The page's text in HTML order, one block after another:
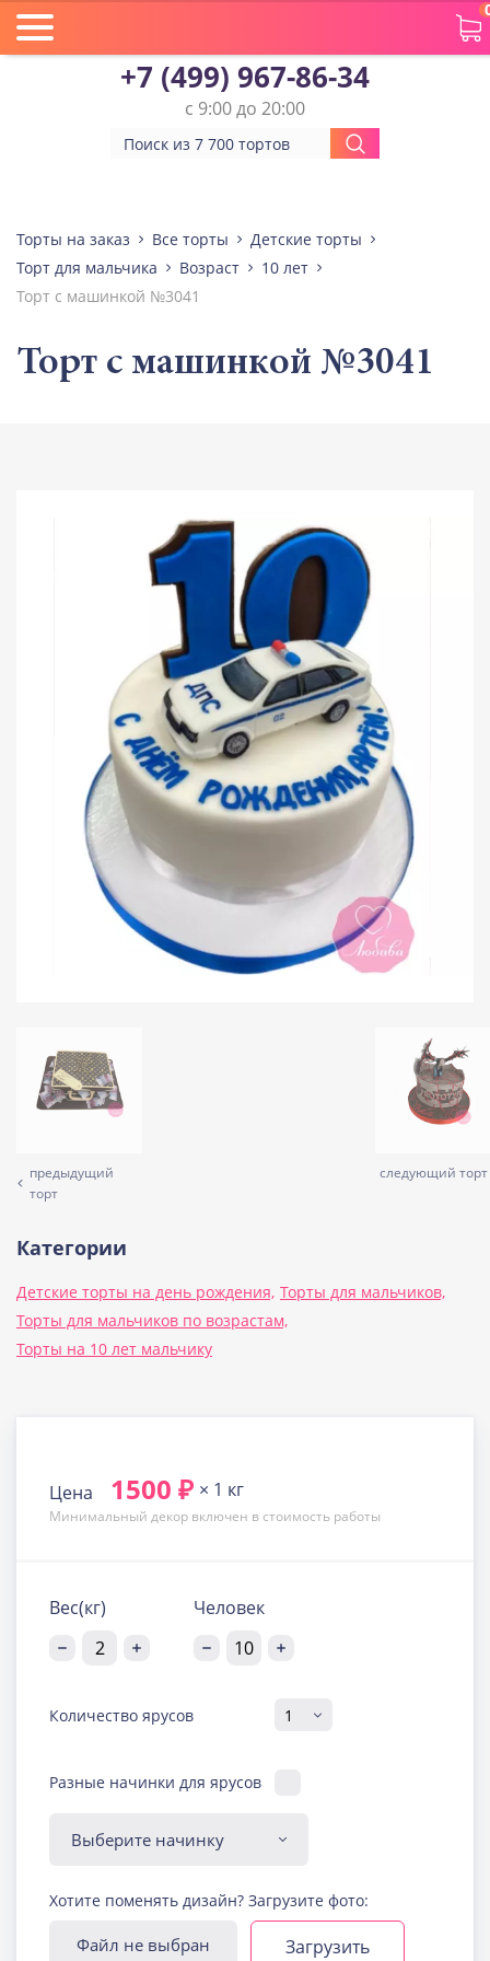
+7 (499) 967-86-34
с 9:00 до 20:00
Торты на заказ Все торты
Детские торты
Торт для мальчика
Возраст
10 лет
Торт с машинкой №3041
Торт с машинкой №3041
предыдущий
торт
следующий торт
Категории
Детские торты на день рождения, Торты для мальчиков,
Торты для мальчиков по возрастам,
Торты на 10 лет мальчику
Цена 1500 ₽ × 1 кг
Минимальный декор включен в стоимость работы
Вес(кг) Человек
Количество ярусов
Разные начинки для ярусов
Диабетическая-
безглютеновая начинка
Узнать подробнее о начинке
Хотите поменять дизайн? Загрузите фото:
Файл не выбран Загрузить